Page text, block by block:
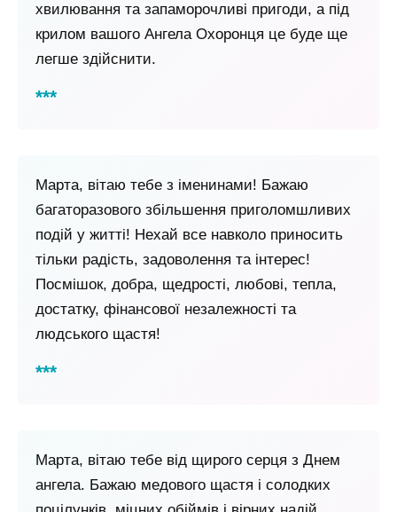
хвилювання та запаморочливі пригоди, а під
крилом вашого Ангела Охоронця це буде ще
легше здійснити.
Марта, вітаю тебе з іменинами! Бажаю
багаторазового збільшення приголомшливих
подій у житті! Нехай все навколо приносить
тільки радість, задоволення та інтерес!
Посмішок, добра, щедрості, любові, тепла,
достатку, фінансової незалежності та
людського щастя!
Марта, вітаю тебе від щирого серця з Днем
ангела. Бажаю медового щастя і солодких